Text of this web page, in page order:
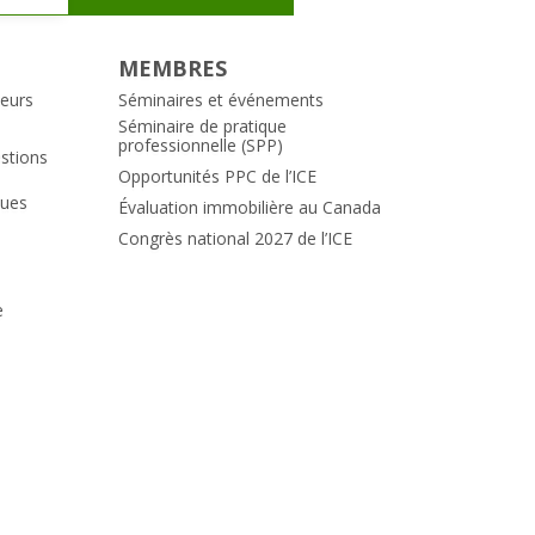
MEMBRES
Séminaires et événements
Séminaire de pratique
professionnelle (SPP)
Opportunités PPC de l’ICE
Évaluation immobilière au Canada
Congrès national 2027 de l’ICE